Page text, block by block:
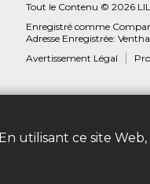
En utilisant ce site
Tout le Contenu © 2026
Enregistré comme
Adresse Enregistrée:
Avertissement Légal